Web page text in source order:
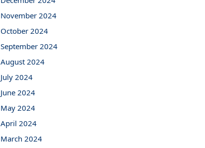
November 2024
October 2024
September 2024
August 2024
July 2024
June 2024
May 2024
April 2024
March 2024